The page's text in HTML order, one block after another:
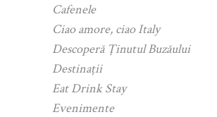
Cafenele
Ciao amore, ciao Italy
Descoperă Ținutul Buzăului
Destinații
Eat Drink Stay
Evenimente